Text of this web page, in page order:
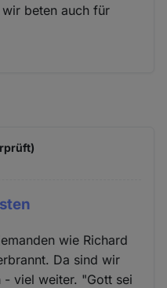
beten auch für
wie Richard
Da sind wir
viel weiter. "Gott sei